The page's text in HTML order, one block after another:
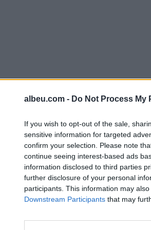
albeu.com - Do Not Process My
If you wish to opt-out of the sale,
sensitive information for targeted
confirm your selection. Please note
continue seeing interest-based ads
information disclosed to third parties
further disclosure of your personal
participants. This information may
Downstream Participants that may